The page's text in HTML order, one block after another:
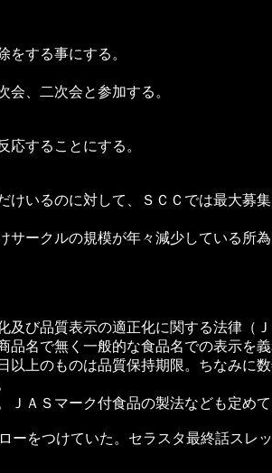
する事にする。
、二次会と参加する。
することにする。
いるのに対して、ＳＣＣでは最大募
ークルの規模が年々減少している所
び品質表示の適正化に関する法律（
名で無く一般的な食品名での表示を義
以上のものは品質保持期限。ちなみ
ＡＳマーク付食品の製法なども定めて
をつけていた。セラスタ最終話スレ